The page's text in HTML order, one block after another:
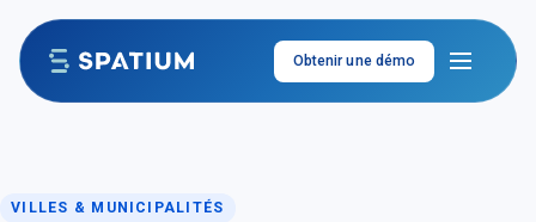
Aller au contenu
Obtenir une démo
VILLES & MUNICIPALITÉS